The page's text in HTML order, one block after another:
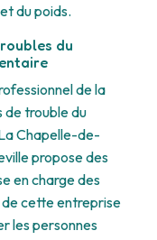
du poids.
du
de la
de trouble du
Chapelle-de-
propose des
en charge des
cette entreprise
les personnes